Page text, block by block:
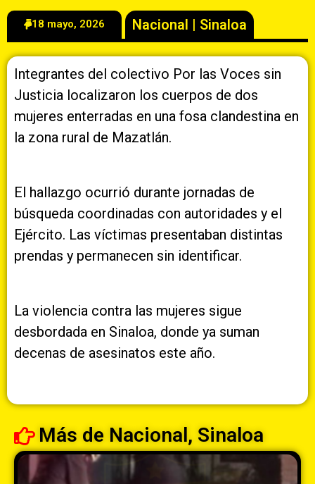
18 mayo, 2026 Nacional | Sinaloa
Integrantes del colectivo Por las Voces sin
Justicia localizaron los cuerpos de dos
mujeres enterradas en una fosa clandestina en
la zona rural de Mazatlán.
El hallazgo ocurrió durante jornadas de
búsqueda coordinadas con autoridades y el
Ejército. Las víctimas presentaban distintas
prendas y permanecen sin identificar.
La violencia contra las mujeres sigue
desbordada en Sinaloa, donde ya suman
decenas de asesinatos este año.
Más de Nacional, Sinaloa